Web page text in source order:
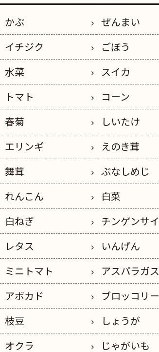
かぶ
ぜんまい
イチジク
ごぼう
水菜
スイカ
トマト
コーン
春菊
しいたけ
エリンギ
えのき茸
舞茸
ぶなしめじ
れんこん
白菜
白ねぎ
チンゲンサイ
レタス
いんげん
ミニトマト
アスパラガス
アボカド
ブロッコリー
枝豆
しょうが
オクラ
じゃがいも